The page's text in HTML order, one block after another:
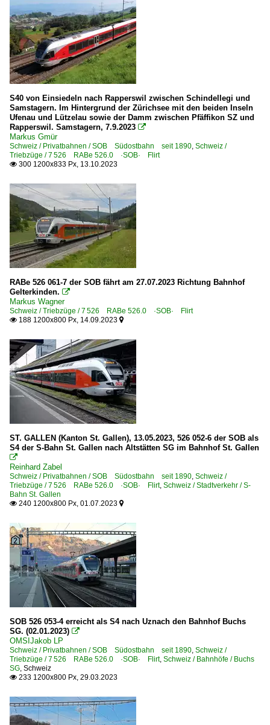
S40 von Einsiedeln nach Rapperswil zwischen Schindellegi und
Samstagern. Im Hintergrund der Zürichsee mit den beiden Inseln
Ufenau und Lützelau sowie der Damm zwischen Pfäffikon SZ und
Rapperswil. Samstagern, 7.9.2023 
Markus Gmür
Schweiz / Privatbahnen / SOB Südostbahn seit 1890, Schweiz /
Triebzüge / 7 526 RABe 526.0 ·SOB· Flirt
 300 1200x833 Px, 13.10.2023
RABe 526 061-7 der SOB fährt am 27.07.2023 Richtung Bahnhof
Gelterkinden. 
Markus Wagner
Schweiz / Triebzüge / 7 526 RABe 526.0 ·SOB· Flirt
 188 1200x800 Px, 14.09.2023 
ST. GALLEN (Kanton St. Gallen), 13.05.2023, 526 052-6 der SOB als
S4 der S-Bahn St. Gallen nach Altstätten SG im Bahnhof St. Gallen

Reinhard Zabel
Schweiz / Privatbahnen / SOB Südostbahn seit 1890, Schweiz /
Triebzüge / 7 526 RABe 526.0 ·SOB· Flirt, Schweiz / Stadtverkehr / S-
Bahn St. Gallen
 240 1200x800 Px, 01.07.2023 
SOB 526 053-4 erreicht als S4 nach Uznach den Bahnhof Buchs
SG. (02.01.2023) 
OMSIJakob LP
Schweiz / Privatbahnen / SOB Südostbahn seit 1890, Schweiz /
Triebzüge / 7 526 RABe 526.0 ·SOB· Flirt, Schweiz / Bahnhöfe / Buchs
SG, Schweiz
 233 1200x800 Px, 29.03.2023